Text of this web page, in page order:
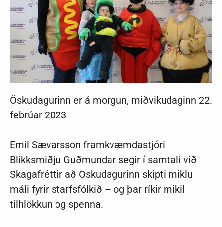
Öskudagurinn er á morgun, miðvikudaginn 22.
febrúar 2023
Emil Sævarsson framkvæmdastjóri
Blikksmiðju Guðmundar segir í samtali við
Skagafréttir að Öskudagurinn skipti miklu
máli fyrir starfsfólkið – og þar ríkir mikil
tilhlökkun og spenna.